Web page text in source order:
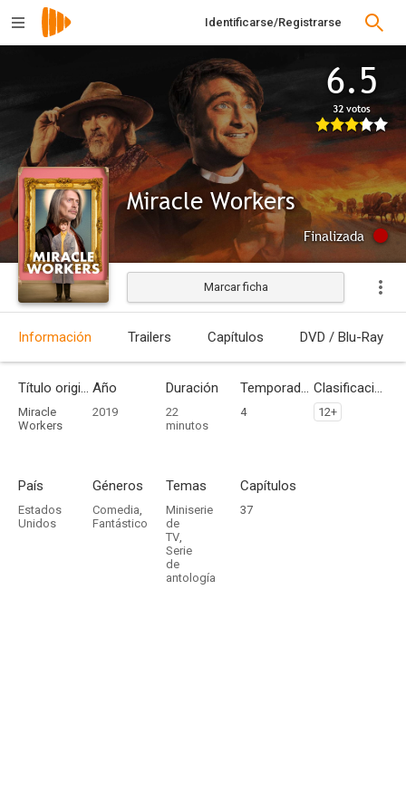
Identificarse/Registrarse
6.5
32 votos
Miracle Workers
Finalizada
Marcar ficha
Información Trailers Capítulos DVD / Blu-Ray
Título original
Miracle
Workers
Año
2019
Duración
22
minutos
Temporadas
4
Clasificación por edades
12+
País
Estados
Unidos
Géneros
Comedia,
Fantástico
Temas
Miniserie
de
TV,
Serie
de
antología
Capítulos
37